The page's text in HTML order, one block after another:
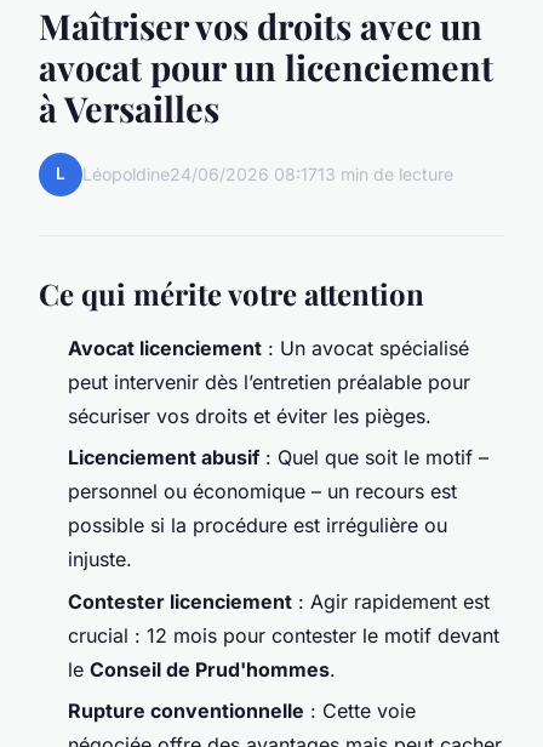
Maîtriser vos droits avec un
avocat pour un licenciement
à Versailles
L Léopoldine24/06/2026 08:1713 min de lecture
Ce qui mérite votre attention
Avocat licenciement : Un avocat spécialisé
peut intervenir dès l’entretien préalable pour
sécuriser vos droits et éviter les pièges.
Licenciement abusif: Quel que soit le motif –
personnel ou économique – un recours est
possible si la procédure est irrégulière ou
injuste.
Contester licenciement : Agir rapidement est
crucial : 12 mois pour contester le motif devant
le Conseil de Prud'hommes.
Rupture conventionnelle : Cette voie